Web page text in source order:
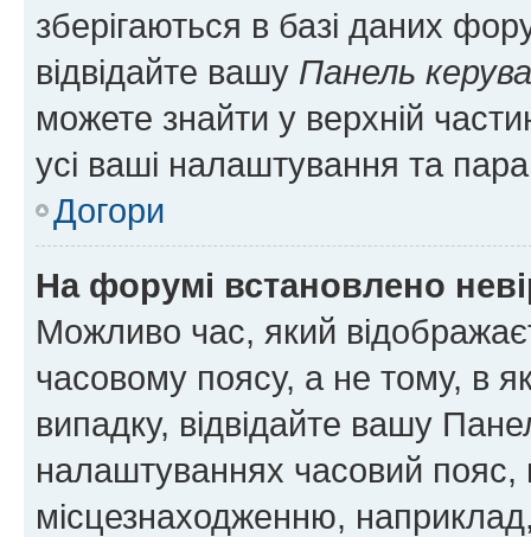
зберігаються в базі даних
відвідайте вашу Панель
можете знайти у верхній
усі ваші налаштування та
Догори
На форумі встановлено
Можливо час, який
часовому поясу, а не тому, в
випадку, відвідайте вашу
налаштуваннях часовий пояс,
місцезнаходженню,